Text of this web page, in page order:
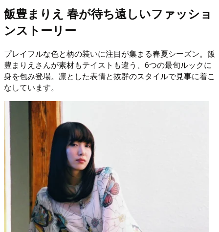
飯豊まりえ 春が待ち遠しいファッショ
ンストーリー
プレイフルな色と柄の装いに注目が集まる春夏シーズン。飯
豊まりえさんが素材もテイストも違う、6つの最旬ルックに
身を包み登場。凛とした表情と抜群のスタイルで見事に着こ
なしています。